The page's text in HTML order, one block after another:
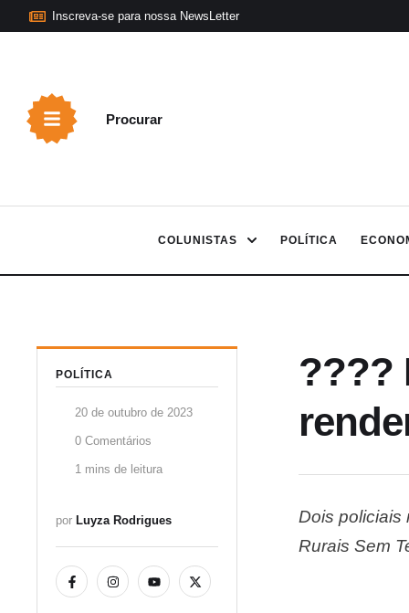
Inscreva-se para nossa NewsLetter
Procurar
COLUNISTAS POLÍTICA
POLÍTICA
20 de outubro de 2023
0 Comentários
1 mins de leitura
por Luyza Rodrigues
????
Dois policiais
Rurais Sem